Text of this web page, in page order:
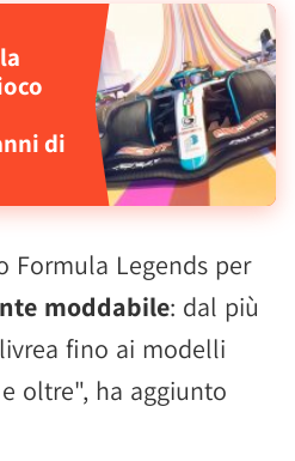
di
Formula Legends per
moddabile: dal più
fino ai modelli
oltre", ha aggiunto